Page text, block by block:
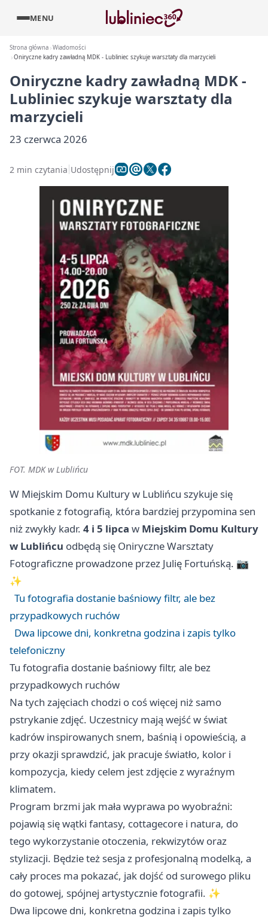
MENU
Strona główna Wiadomości
Oniryczne kadry zawładną MDK - Lubliniec szykuje warsztaty dla marzycieli
Oniryczne kadry zawładną MDK -
Lubliniec szykuje warsztaty dla
marzycieli
23 czerwca 2026
2 min czytania Udostępnij
FOT. MDK w Lublińcu
W Miejskim Domu Kultury w Lublińcu szykuje się
spotkanie z fotografią, która bardziej przypomina sen
niż zwykły kadr. 4 i 5 lipca w Miejskim Domu Kultury
w Lublińcu odbędą się Oniryczne Warsztaty
Fotograficzne prowadzone przez Julię Fortuńską. 📷
✨
Tu fotografia dostanie baśniowy filtr, ale bez
przypadkowych ruchów
Dwa lipcowe dni, konkretna godzina i zapis tylko
telefoniczny
Tu fotografia dostanie baśniowy filtr, ale bez
przypadkowych ruchów
Na tych zajęciach chodzi o coś więcej niż samo
pstrykanie zdjęć. Uczestnicy mają wejść w świat
kadrów inspirowanych snem, baśnią i opowieścią, a
przy okazji sprawdzić, jak pracuje światło, kolor i
kompozycja, kiedy celem jest zdjęcie z wyraźnym
klimatem.
Program brzmi jak mała wyprawa po wyobraźni:
pojawią się wątki fantasy, cottagecore i natura, do
tego wykorzystanie otoczenia, rekwizytów oraz
stylizacji. Będzie też sesja z profesjonalną modelką, a
cały proces ma pokazać, jak dojść od surowego pliku
do gotowej, spójnej artystycznie fotografii. ✨
Dwa lipcowe dni, konkretna godzina i zapis tylko